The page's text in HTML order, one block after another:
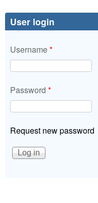
User login
Username*
Password *
Request new password